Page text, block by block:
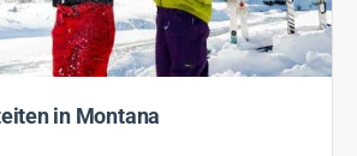
in Montana